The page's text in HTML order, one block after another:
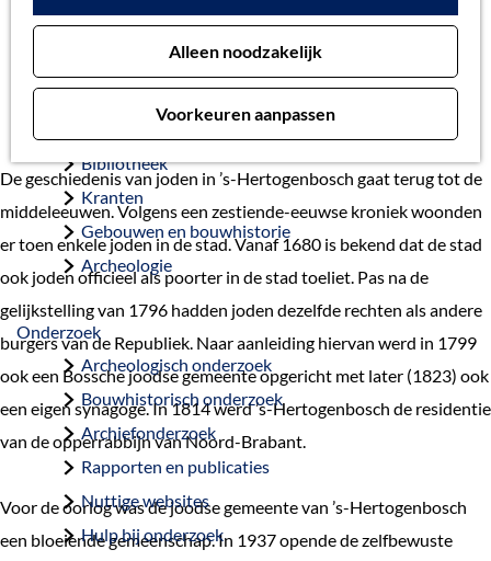
Alleen noodzakelijk
Voorkeuren aanpassen
e
p
a
g
e
Collecties
Beeld en geluid
Bibliotheek
Kranten
Gebouwen en bouwhistorie
Archeologie
Onderzoek
Archeologisch onderzoek
Bouwhistorisch onderzoek
Archiefonderzoek
Rapporten en publicaties
Nuttige websites
Hulp bij onderzoek
Hertogenbosch en de
Tweede Wereldoorlog
De geschiedenis van joden in ’s-Hertogenbosch gaat terug tot de
middeleeuwen. Volgens een zestiende-eeuwse kroniek woonden
er toen enkele joden in de stad. Vanaf 1680 is bekend dat de stad
ook joden officieel als poorter in de stad toeliet. Pas na de
gelijkstelling van 1796 hadden joden dezelfde rechten als andere
burgers van de Republiek. Naar aanleiding hiervan werd in 1799
ook een Bossche joodse gemeente opgericht met later (1823) ook
een eigen synagoge. In 1814 werd ’s-Hertogenbosch de residentie
van de opperrabbijn van Noord-Brabant.
Voor de oorlog was de joodse gemeente van ’s-Hertogenbosch
een bloeiende gemeenschap. In 1937 opende de zelfbewuste